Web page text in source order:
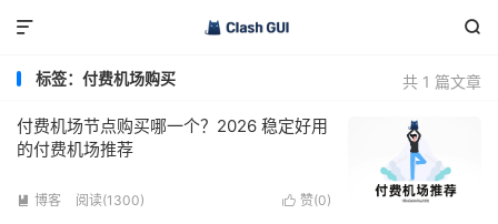


共 1 篇文章
标签：付费机场购买
付费机场节点购买哪一个？2026 稳定好用
的付费机场推荐
 赞(0)
 博客 阅读(1300)